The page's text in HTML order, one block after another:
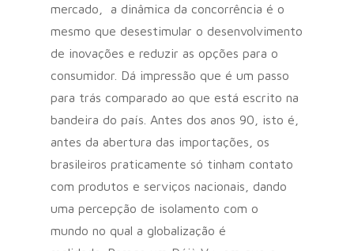
mercado, a dinâmica da concorrência é o
mesmo que desestimular o desenvolvimento
de inovações e reduzir as opções para o
consumidor. Dá impressão que é um passo
para trás comparado ao que está escrito na
bandeira do país. Antes dos anos 90, isto é,
antes da abertura das importações, os
brasileiros praticamente só tinham contato
com produtos e serviços nacionais, dando
uma percepção de isolamento com o
mundo no qual a globalização é